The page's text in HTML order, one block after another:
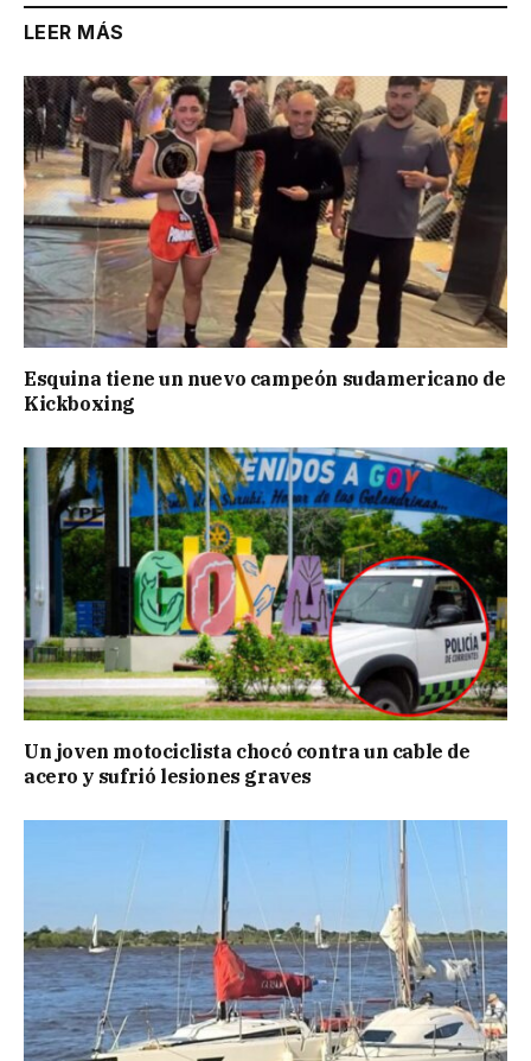
LEER MÁS
Esquina tiene un nuevo campeón sudamericano de
Kickboxing
Un joven motociclista chocó contra un cable de
acero y sufrió lesiones graves